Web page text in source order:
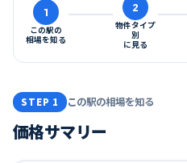
1
この駅の
相場を知る
2
物件タイプ
別
に見る
STEP 1 この駅の相場を知る
価格サマリー